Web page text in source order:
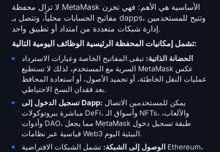
لا تزال محفظة MetaMask الأساسية هي الأهم: فهي تخزن
مفاتيح الحسابات محلياً، وتتصل بـ dapps، وتتيح للمستخدمين
إدارة شبكات متعددة من امتداد أو تطبيق واحد.
تشمل إمكانيات المحفظة الرئيسية الوظائف اليومية التالية:
الحضانة الذاتية: تبقى المفاتيح الخاصة وعبارات الاسترداد
السرية مع المستخدم، لذلك لا تستطيع MetaMask عكس
عمليات النقل الخاطئة، أو تجميد الأصول، أو استعادة المحافظ
بعد فقدان النسخ الاحتياطي.
تسجيل الدخول إلى Dapp:
مباشرة ببروتوكولات DeFi، وأسواق الـ NFTs، والألعاب،
وأدوات DAO، مما يجعل MetaMask طبقة تسجيل دخول
قياسية عبر نظامات Web3 البيئية اليوم.
الوصول إلى الشبكة: تشمل الشبكات الافتراضية Ethereum،